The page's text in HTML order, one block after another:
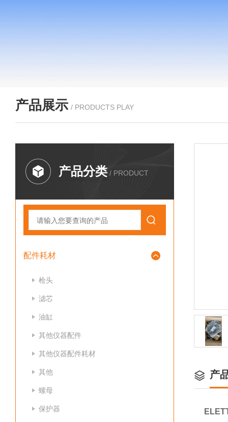
产品展示 / PRODUCTS PLAY
产品分类 / PRODUCT
配件耗材
枪头
滤芯
油缸
其他仪器配件
其他仪器配件耗材
其他
螺母
保护器
产